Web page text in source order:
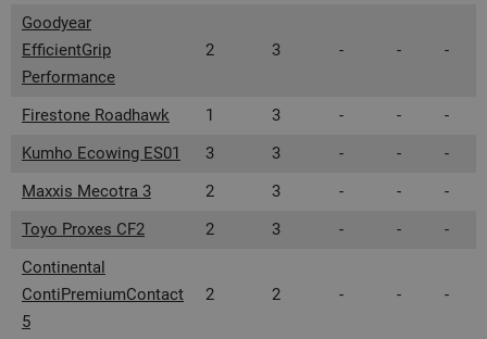
Goodyear
EfficientGrip
Performance
2 3 - - -
Firestone Roadhawk 1 3 - -
-
Kumho Ecowing ES01
3 3 - -
-
Maxxis Mecotra 3
2 3 - -
-
Toyo Proxes CF2
2 3 - -
-
Continental
ContiPremiumContact
5
2 2 - - -